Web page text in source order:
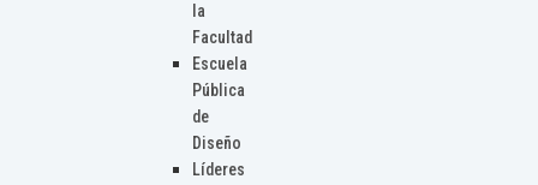
la
Facultad
Escuela
Pública
de
Diseño
Líderes